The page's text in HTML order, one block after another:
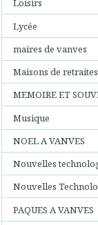
Loisirs
Lycée
maires de vanves
Maisons de retraites
MEMOIRE ET
Musique
NOEL A VANVES
Nouvelles
Nouvelles
PAQUES A VANVES